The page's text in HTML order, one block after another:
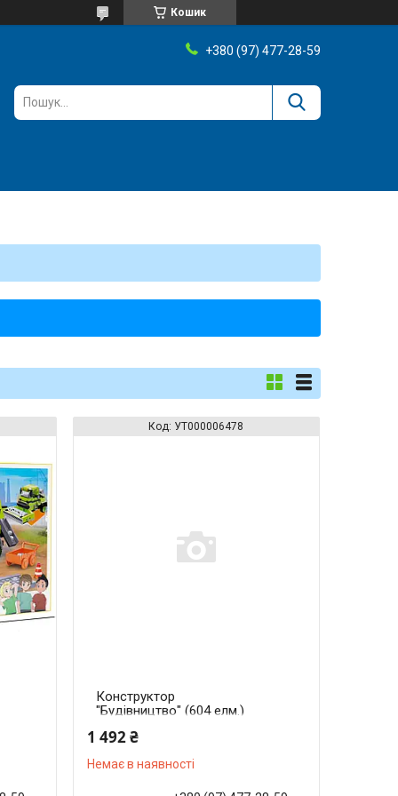
Кошик
+380 (97) 477-28-59
УТ000006478
Конструктор
"Будівництво" (604 елм.)
1 492 ₴
Немає в наявності